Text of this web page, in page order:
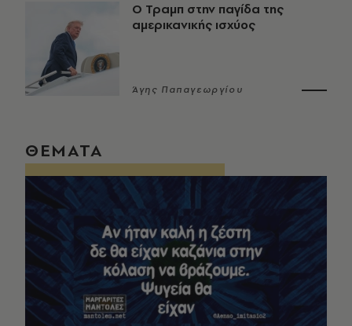
Ο Τραμπ στην παγίδα της
αμερικανικής ισχύος
Άγης Παπαγεωργίου
ΘΕΜΑΤΑ